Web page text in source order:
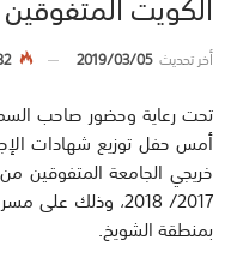
أخر تحديث2019/03/05
تحت رعاية وحضور صاحب
أمس حفل توزيع شهادات
خريجي الجامعة المتفوقين من
2017/ 2018، وذلك
بمنطقة الشويخ.